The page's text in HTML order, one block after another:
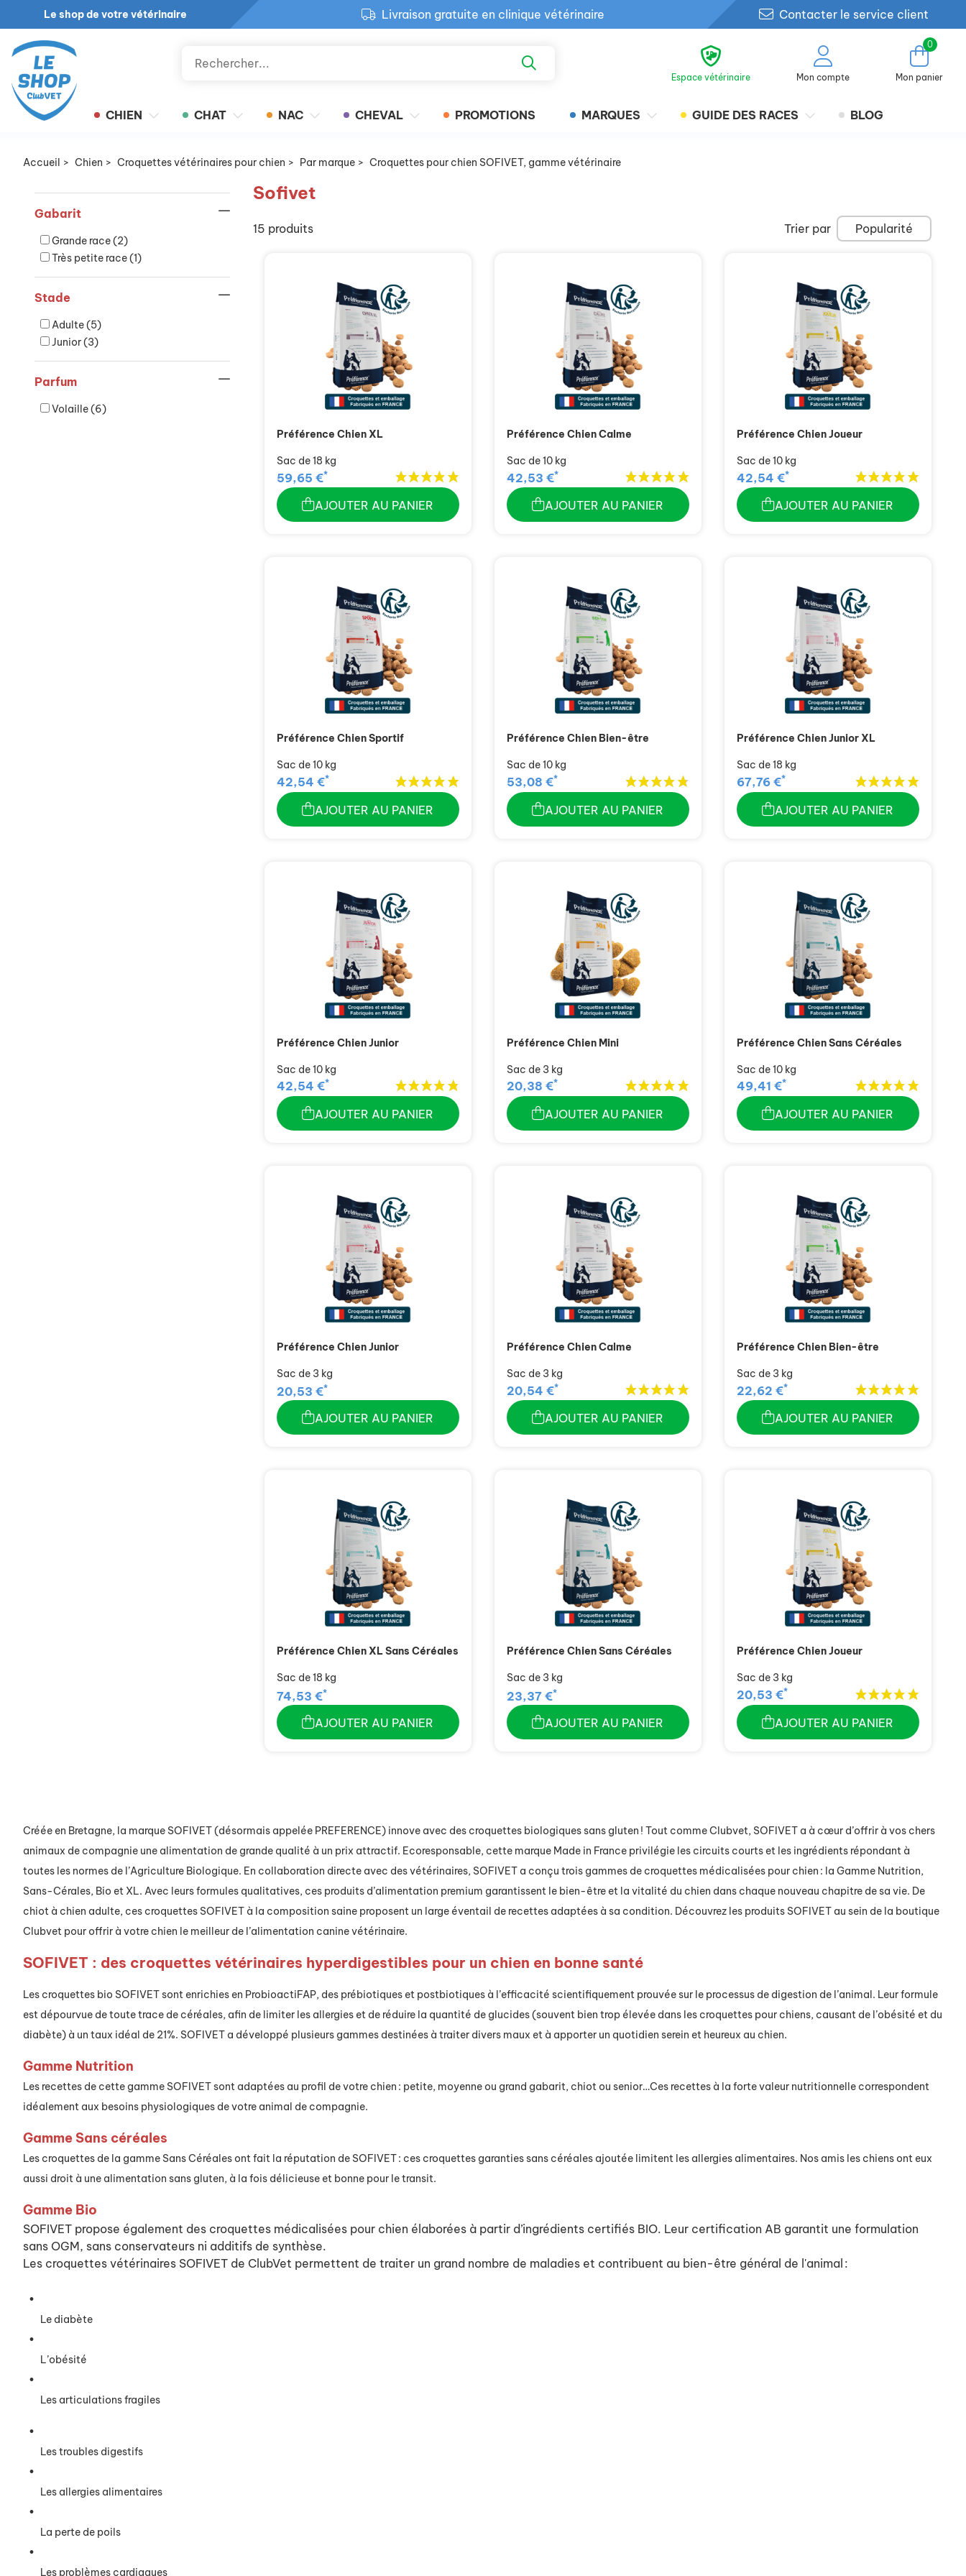
Le shop de votre vétérinaire
Livraison gratuite en clinique vétérinaire
Retour produit gratuit en clinique
Contacter le service client
Espace vétérinaire Mon compte
0
Mon panier
CHIEN CHAT NAC CHEVAL PROMOTIONS MARQUES GUIDE DES RACES BLOG
Accueil > Chien > Croquettes vétérinaires pour chien > Par marque > Croquettes pour chien SOFIVET, gamme vétérinaire
Créée en Bretagne, la marque SOFIVET (désormais appelée PREFERENCE) innove avec des croquettes biologiques sans gluten ! Tout commeClubvet, SOFIVET a à cœur d’offrir à vos chers
animaux de compagnie une alimentation de grande qualité à un prix attractif. Ecoresponsable, cette marque Made in France privilégie les circuits courts et les ingrédients répondant à
toutes les normes de l’Agriculture Biologique. En collaboration directe avec des vétérinaires, SOFIVET a conçu trois gammes de croquettes médicalisées pour chien : la Gamme Nutrition,
Sans-Cérales, Bio et XL. Avec leurs formules qualitatives, ces produits d’alimentation premium garantissent le bien-être et la vitalité du chien dans chaque nouveau chapitre de sa vie. De
chiot à chien adulte, ces croquettes SOFIVET à la composition saine proposent un large éventail de recettes adaptées à sa condition. Découvrez les produits SOFIVET au sein de la boutique
Clubvet pour offrir à votre chien le meilleur de l’alimentation canine vétérinaire.
SOFIVET : des croquettes vétérinaires hyperdigestibles pour un chien en bonne santé
Les croquettes bio SOFIVETsont enrichies en ProbioactiFAP, des prébiotiques et postbiotiques à l’efficacité scientifiquement prouvéesur le processus de digestion de l’animal. Leur formule
est dépourvue de toute trace de céréales, afin de limiter les allergies et de réduire la quantité de glucides(souvent bien trop élevée dans les croquettes pour chiens, causant de l’obésité et du
diabète) à un taux idéal de 21%. SOFIVET a développé plusieurs gammes destinées à traiter divers maux et à apporter un quotidien serein et heureux au chien.
Gamme Nutrition
Les recettes de cette gamme SOFIVET sont adaptées au profil de votre chien : petite, moyenne ou grand gabarit, chiot ou senior…Ces recettes à la forte valeur nutritionnelle correspondent
idéalement aux besoins physiologiques de votre animal de compagnie.
Gamme Sans céréales
Les croquettes de la gamme Sans Céréales ont fait la réputation de SOFIVET: ces croquettes garanties sans céréales ajoutée limitent les allergies alimentaires. Nos amis les chiens ont eux
aussi droit à une alimentation sans gluten, à la fois délicieuse et bonne pour le transit.
Gamme Bio
SOFIVET propose également des croquettes médicalisées pour chien élaborées à partir d’ingrédients certifiés BIO. Leur certification AB garantit une formulation
sans OGM, sans conservateurs ni additifs de synthèse.
Les croquettes vétérinaires SOFIVET de ClubVet permettent de traiter un grand nombre de maladies et contribuent au bien-être général de l'animal :
Le diabète
L’obésité
Les articulations fragiles
Les troubles digestifs
Les allergies alimentaires
La perte de poils
Les problèmes cardiaques
Gabarit
Grande race(2)
Très petite race(1)
Stade
Adulte(5)
Junior(3)
Parfum
Volaille(6)
Sofivet
15 produits Trier par Popularité
Préférence Chien XL
Sac de 18 kg
59,65 €*
AJOUTER AU PANIER
Préférence Chien Calme
Sac de 10 kg
42,53 €*
AJOUTER AU PANIER
Préférence Chien Joueur
Sac de 10 kg
42,54 €*
AJOUTER AU PANIER
Préférence Chien Sportif
Sac de 10 kg
42,54 €*
AJOUTER AU PANIER
Préférence Chien Bien-être
Sac de 10 kg
53,08 €*
AJOUTER AU PANIER
Préférence Chien Junior XL
Sac de 18 kg
67,76 €*
AJOUTER AU PANIER
Préférence Chien Junior
Sac de 10 kg
42,54 €*
AJOUTER AU PANIER
Préférence Chien Mini
Sac de 3 kg
20,38 €*
AJOUTER AU PANIER
Préférence Chien Sans Céréales
Sac de 10 kg
49,41 €*
AJOUTER AU PANIER
Préférence Chien Junior
Sac de 3 kg
20,53 €*
AJOUTER AU PANIER
Préférence Chien Calme
Sac de 3 kg
20,54 €*
AJOUTER AU PANIER
Préférence Chien Bien-être
Sac de 3 kg
22,62 €*
AJOUTER AU PANIER
Préférence Chien XL Sans Céréales
Sac de 18 kg
74,53 €*
AJOUTER AU PANIER
Préférence Chien Sans Céréales
Sac de 3 kg
23,37 €*
AJOUTER AU PANIER
Préférence Chien Joueur
Sac de 3 kg
20,53 €*
AJOUTER AU PANIER